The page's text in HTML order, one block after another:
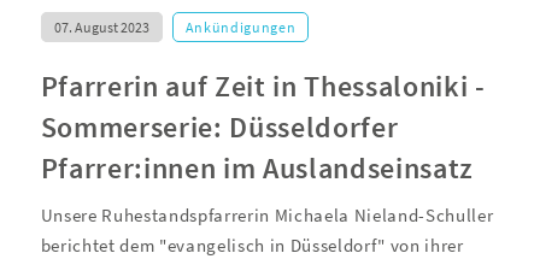
07. August 2023 Ankündigungen
Pfarrerin auf Zeit in Thessaloniki -
Sommerserie: Düsseldorfer
Pfarrer:innen im Auslandseinsatz
Unsere Ruhestandspfarrerin Michaela Nieland-Schuller
berichtet dem "evangelisch in Düsseldorf" von ihrer